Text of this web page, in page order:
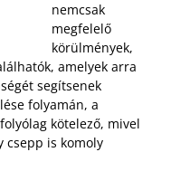
nemcsak
megfelelő
körülmények,
amelyek arra
segítsenek
folyamán, a
kötelező, mivel
csepp is komoly